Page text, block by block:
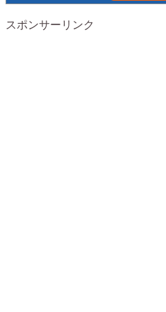
スポンサーリンク